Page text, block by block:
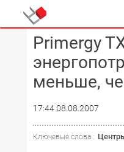
Primergy
меньше,
17:44 08.08.2007
Ключевые слова :